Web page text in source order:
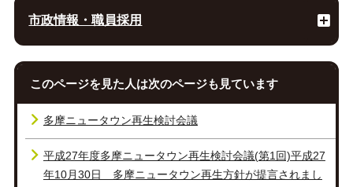
市政情報・職員採用
このページを見た人は次のページも見ています
多摩ニュータウン再生検討会議
平成27年度多摩ニュータウン再生検討会議(第1回)平成27
年10月30日 多摩ニュータウン再生方針が提言されまし